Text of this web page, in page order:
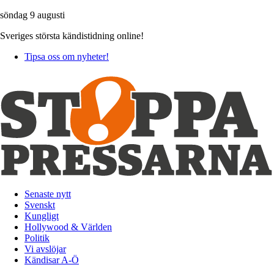
söndag 9 augusti
Sveriges största kändistidning online!
Tipsa oss om nyheter!
Senaste nytt
Svenskt
Kungligt
Hollywood & Världen
Politik
Vi avslöjar
Kändisar A-Ö